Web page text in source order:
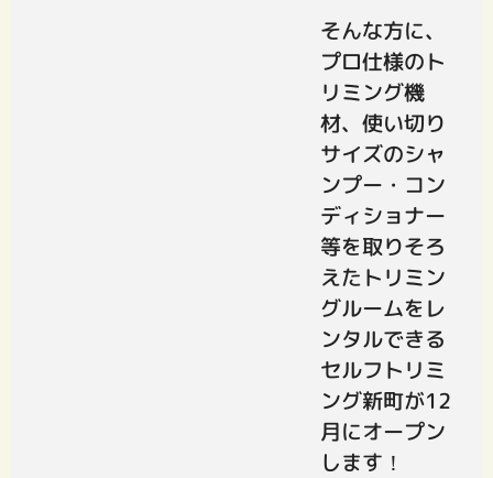
そんな方に、
プロ仕様のト
リミング機
材、使い切り
サイズのシャ
ンプー・コン
ディショナー
等を取りそろ
えたトリミン
グルームをレ
ンタルできる
セルフトリミ
ング新町が12
月にオープン
します！